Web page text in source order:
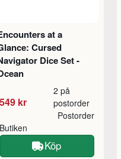
at a
Cursed
Dice Set -
549 kr
2 på
postorder
Butiken
Postorder
Köp